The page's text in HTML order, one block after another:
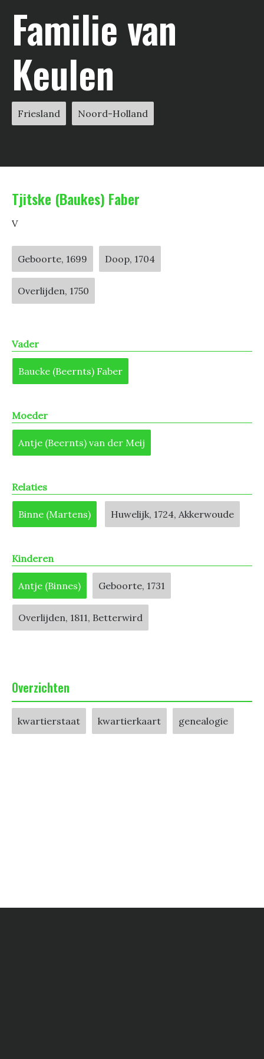
Familie van
Keulen
Friesland Noord-Holland
Tjitske (Baukes) Faber
V
Geboorte, 1699 Doop, 1704
Overlijden, 1750
Vader
Baucke (Beernts) Faber
Moeder
Antje (Beernts) van der Meij
Relaties
Binne (Martens) Huwelijk, 1724, Akkerwoude
Kinderen
Antje (Binnes) Geboorte, 1731
Overlijden, 1811, Betterwird
Overzichten
kwartierstaat kwartierkaart genealogie